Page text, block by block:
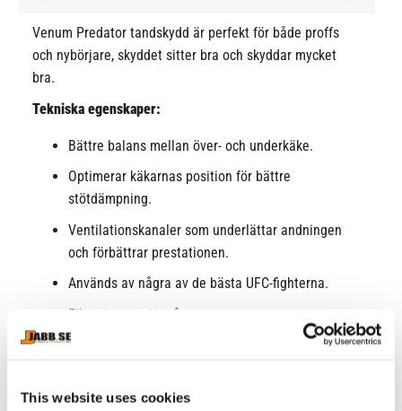
This website uses cookies
Venum Predator tandskydd är perfekt för både proffs
och nybörjare, skyddet sitter bra och skyddar mycket
bra.
Tekniska egenskaper:
Bättre balans mellan över- och underkäke.
Optimerar käkarnas position för bättre
stötdämpning.
Ventilationskanaler som underlättar andningen
och förbättrar prestationen.
Används av några av de bästa UFC-fighterna.
Förvaringsetui ingår.